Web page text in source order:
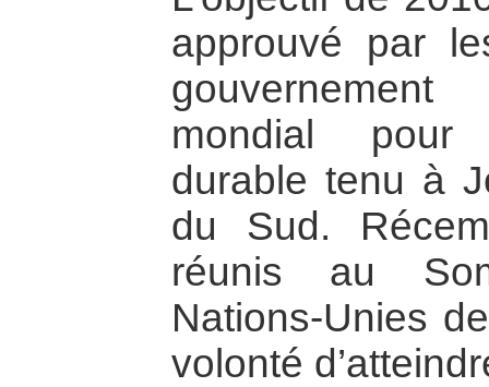
approuvé par
mondial pour
durable tenu à
du Sud.
réunis au
Nations-Unies
volonté